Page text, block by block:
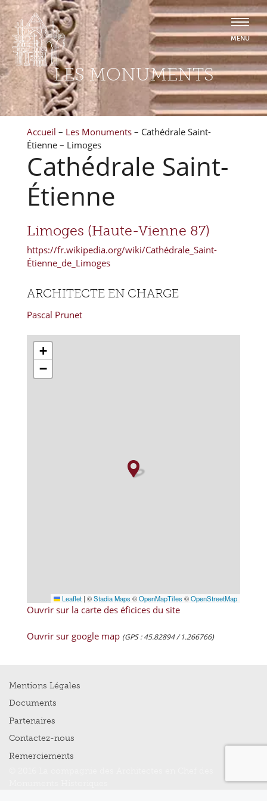
LES MONUMENTS
Accueil – Les Monuments – Cathédrale Saint-
Étienne – Limoges
Cathédrale Saint-
Étienne
Limoges (Haute-Vienne 87)
https://fr.wikipedia.org/wiki/Cathédrale_Saint-
Étienne_de_Limoges
ARCHITECTE EN CHARGE
Pascal Prunet
+
−
Leaflet | ©Stadia Maps ©OpenMapTiles ©OpenStreetMap
Ouvrir sur la carte des éficices du site
Ouvrir sur google map (GPS : 45.82894 / 1.266766)
Mentions Légales
Documents
Partenaires
Contactez-nous
Remerciements